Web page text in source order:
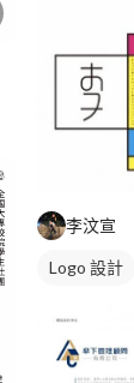
李汶宣
Logo 設計